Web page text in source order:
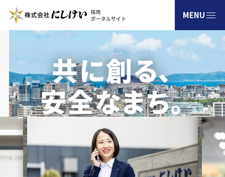
新卒採用
通年採用
高校生採用
障がい者採用
共に創る､
安全なまち｡